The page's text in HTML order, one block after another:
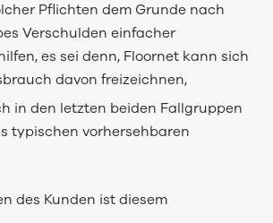
Pflichten dem Grunde nach
Verschulden einfacher
es sei denn, Floornet kann sich
davon freizeichnen,
in den letzten beiden Fallgruppen
typischen vorhersehbaren
des Kunden ist diesem